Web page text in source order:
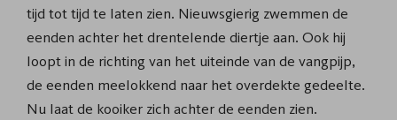
tijd tot tijd te laten zien. Nieuwsgierig zwemmen de
eenden achter het drentelende diertje aan. Ook hij
loopt in de richting van het uiteinde van de vangpijp,
de eenden meelokkend naar het overdekte gedeelte.
Nu laat de kooiker zich achter de eenden zien.